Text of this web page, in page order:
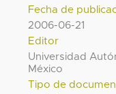
Fecha de
2006-06-21
Editor
Universidad
México
Tipo de